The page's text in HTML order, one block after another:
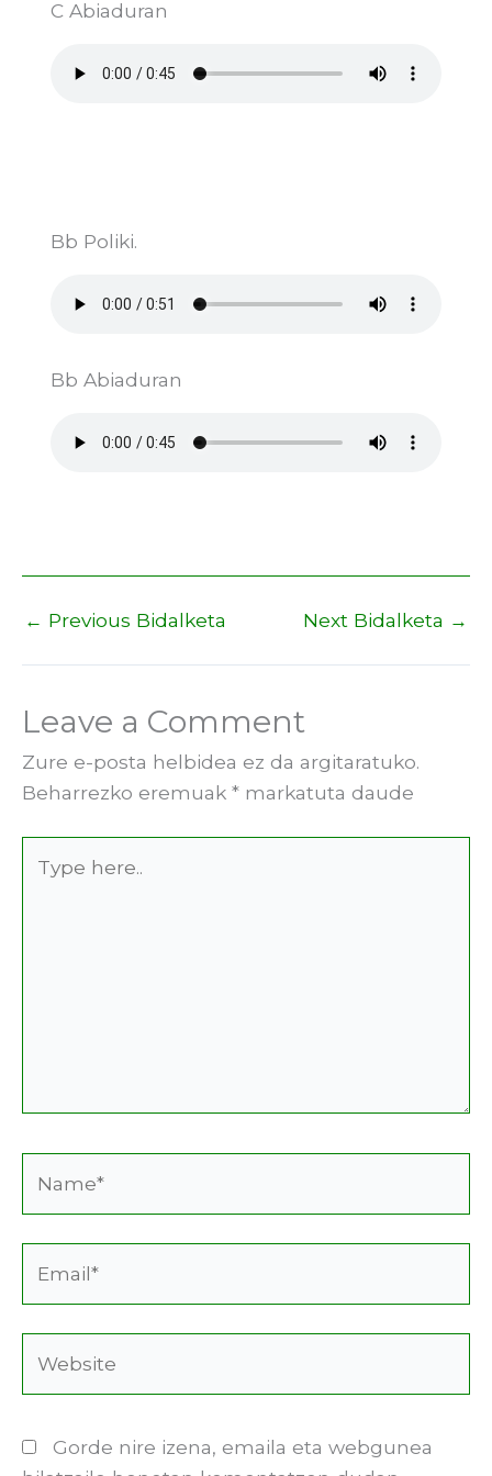
C Abiaduran
Bb Poliki.
Bb Abiaduran
← Previous Bidalketa Next Bidalketa →
Leave a Comment
Zure e-posta helbidea ez da argitaratuko.
Beharrezko eremuak * markatuta daude
here..
Gorde nire izena, emaila eta webgunea